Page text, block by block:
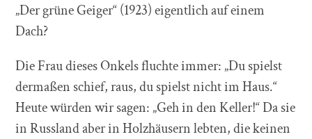
„Der grüne Geiger“ (1923) eigentlich auf einem
Dach?
Die Frau dieses Onkels fluchte immer: „Du spielst
dermaßen schief, raus, du spielst nicht im Haus.“
Heute würden wir sagen: „Geh in den Keller!“ Da sie
in Russland aber in Holzhäusern lebten, die keinen